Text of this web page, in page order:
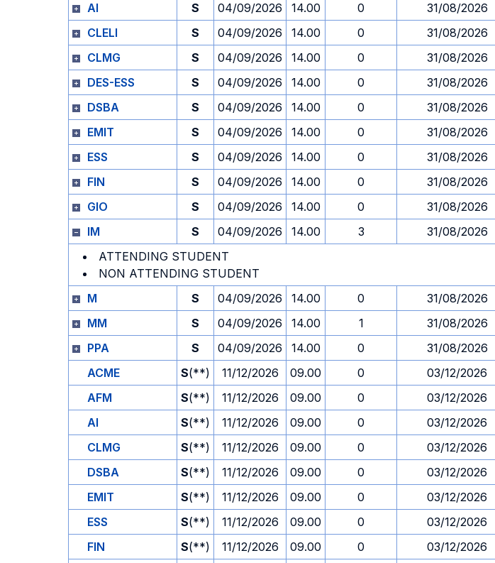
AI
S 04/09/2026 14.00 0
31/08/2026
CLELI
S 04/09/2026 14.00 0
31/08/2026
CLMG
S 04/09/2026 14.00 0
31/08/2026
DES-ESS
S 04/09/2026 14.00 0
31/08/2026
DSBA
S 04/09/2026 14.00 0
31/08/2026
EMIT
S 04/09/2026 14.00 0
31/08/2026
ESS
S 04/09/2026 14.00 0
31/08/2026
FIN
S 04/09/2026 14.00 0
31/08/2026
GIO
S 04/09/2026 14.00 0
31/08/2026
IM
S 04/09/2026 14.00 3
31/08/2026
ATTENDING STUDENT
NON ATTENDING STUDENT
M
S 04/09/2026 14.00 0
31/08/2026
MM
S 04/09/2026 14.00 1
31/08/2026
PPA
S 04/09/2026 14.00 0
31/08/2026
ACME
S(**) 11/12/2026 09.00 0
03/12/2026
AFM
S(**) 11/12/2026 09.00 0
03/12/2026
AI
S(**) 11/12/2026 09.00 0
03/12/2026
CLMG
S(**) 11/12/2026 09.00 0
03/12/2026
DSBA
S(**) 11/12/2026 09.00 0
03/12/2026
EMIT
S(**) 11/12/2026 09.00 0
03/12/2026
ESS
S(**) 11/12/2026 09.00 0
03/12/2026
FIN
S(**) 11/12/2026 09.00 0
03/12/2026